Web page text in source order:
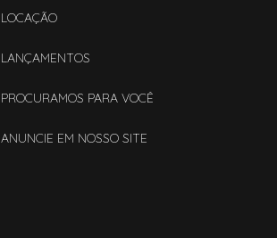
LOCAÇÃO
LANÇAMENTOS
PROCURAMOS PARA VOCÊ
ANUNCIE EM NOSSO SITE